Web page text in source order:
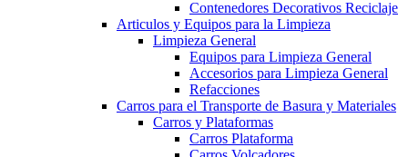
Contenedores Decorativos Reciclaje
Articulos y Equipos para la Limpieza
Limpieza General
Equipos para Limpieza General
Accesorios para Limpieza General
Refacciones
Carros para el Transporte de Basura y Materiales
Carros y Plataformas
Carros Plataforma